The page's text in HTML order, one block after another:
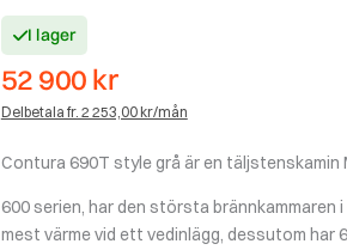
I lager
52 900 kr
Delbetala fr. 2 253,00 kr/mån
Contura 690T style grå är en täljstenskamin
600 serien, har den största
mest värme vid ett vedinlägg, dessutom